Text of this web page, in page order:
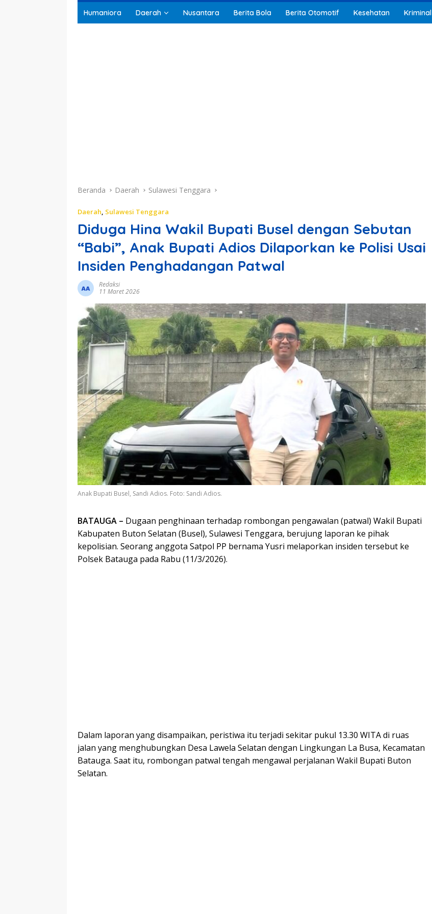
Humaniora Daerah Nusantara Berita Bola Berita Otomotif Kesehatan Kriminal
Beranda Daerah Sulawesi Tenggara
Daerah Sulawesi Tenggara
Diduga Hina Wakil Bupati Busel dengan Sebutan
“Babi”, Anak Bupati Adios Dilaporkan ke Polisi Usai
Insiden Penghadangan Patwal
Redaksi
11 Maret 2026
Anak Bupati Busel, Sandi Adios. Foto: Sandi Adios.
BATAUGA – Dugaan penghinaan terhadap rombongan pengawalan (patwal) Wakil Bupati
Kabupaten Buton Selatan (Busel), Sulawesi Tenggara, berujung laporan ke pihak
kepolisian. Seorang anggota Satpol PP bernama Yusri melaporkan insiden tersebut ke
Polsek Batauga pada Rabu (11/3/2026).
Dalam laporan yang disampaikan, peristiwa itu terjadi sekitar pukul 13.30 WITA di ruas
jalan yang menghubungkan Desa Lawela Selatan dengan Lingkungan La Busa, Kecamatan
Batauga. Saat itu, rombongan patwal tengah mengawal perjalanan Wakil Bupati Buton
Selatan.